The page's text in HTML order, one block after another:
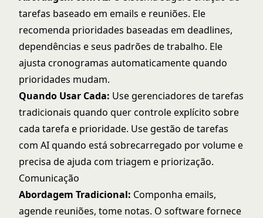
tarefas baseado em emails e reuniões. Ele
recomenda prioridades baseadas em deadlines,
dependências e seus padrões de trabalho. Ele
ajusta cronogramas automaticamente quando
prioridades mudam.
Quando Usar Cada: Use gerenciadores de tarefas
tradicionais quando quer controle explícito sobre
cada tarefa e prioridade. Use gestão de tarefas
com AI quando está sobrecarregado por volume e
precisa de ajuda com triagem e priorização.
Comunicação
Abordagem Tradicional: Componha emails,
agende reuniões, tome notas. O software fornece